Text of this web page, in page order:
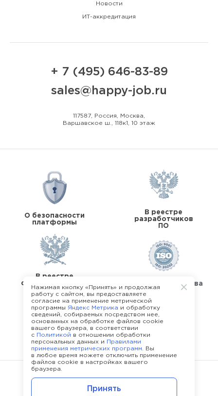
Новости
ИТ-аккредитация
+ 7 (495) 646-83-89
sales@happy-job.ru
117587, Россия, Москва,
Варшавское ш., 118к1, 10 этаж
О безопасности
платформы
В реестре
разработчиков
ПО
В реестре
операторов перс.
данных
Стандарты качества
О команде Happy Job
©2013 - 2026.
Политика конфиденциальности
Нажимая кнопку «Принять» и продолжая
работу с сайтом, вы предоставляете
согласие на применение метрической
программы Яндекс Метрика и обработку
сведений, собираемых посредством нее,
основанных на обработке файлов cookie
вашего браузера, в соответствии
с Политикой в отношении обработки
персональных данных и
Правилами
применения метрических программ . Вы
в любое время можете отключить применение
файлов cookie в настройках вашего
браузера.
Принять